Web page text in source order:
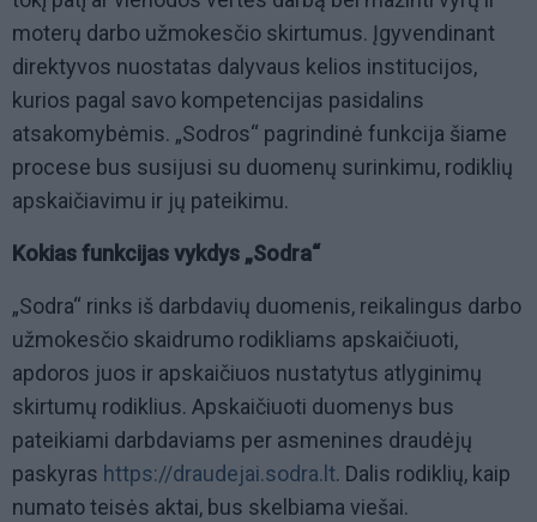
moterų darbo užmokesčio skirtumus. Įgyvendinant
direktyvos nuostatas dalyvaus kelios institucijos,
kurios pagal savo kompetencijas pasidalins
atsakomybėmis. „Sodros“ pagrindinė funkcija šiame
procese bus susijusi su duomenų surinkimu, rodiklių
apskaičiavimu ir jų pateikimu.
Kokias funkcijas vykdys „Sodra“
„Sodra“ rinks iš darbdavių duomenis, reikalingus darbo
užmokesčio skaidrumo rodikliams apskaičiuoti,
apdoros juos ir apskaičiuos nustatytus atlyginimų
skirtumų rodiklius. Apskaičiuoti duomenys bus
pateikiami darbdaviams per asmenines draudėjų
paskyras https://draudejai.sodra.lt. Dalis rodiklių, kaip
numato teisės aktai, bus skelbiama viešai.